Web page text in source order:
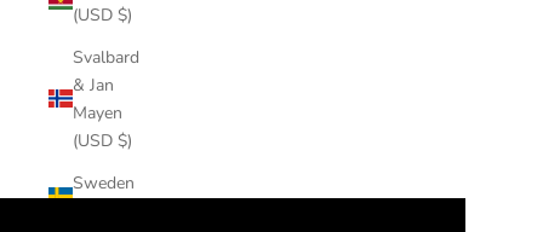
(USD $)
Svalbard
& Jan
Mayen
(USD $)
Sweden